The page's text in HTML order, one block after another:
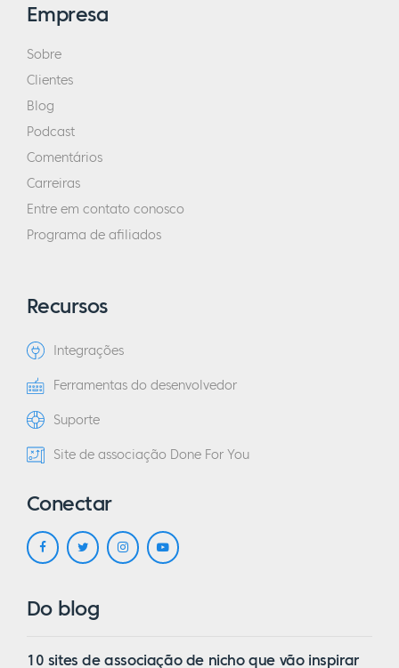
Empresa
Sobre
Clientes
Blog
Podcast
Comentários
Carreiras
Entre em contato conosco
Programa de afiliados
Recursos
Integrações
Ferramentas do desenvolvedor
Suporte
Site de associação Done For You
Conectar
Do blog
10 sites de associação de nicho que vão inspirar